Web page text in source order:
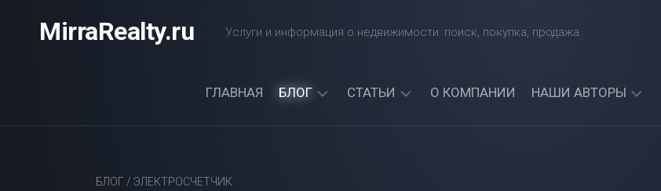
содержаниюMirraRealty.ru Услуги и информация о недвижимости: поиск, покупка, продажа.
ГЛАВНАЯ БЛОГ СТАТЬИ О КОМПАНИИ НАШИ АВТОРЫ
БЛОГ / ЭЛЕКТРОСЧЕТЧИК